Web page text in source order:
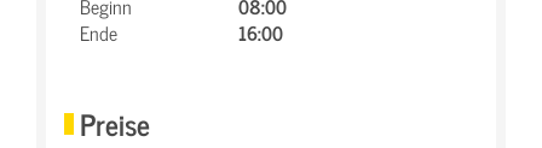
Ende
16:00
Preise